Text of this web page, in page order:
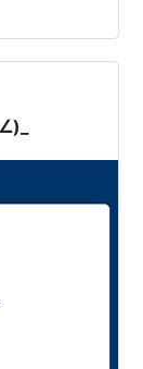
。 これま
結果は以下
は合格基準
(70点)、筆